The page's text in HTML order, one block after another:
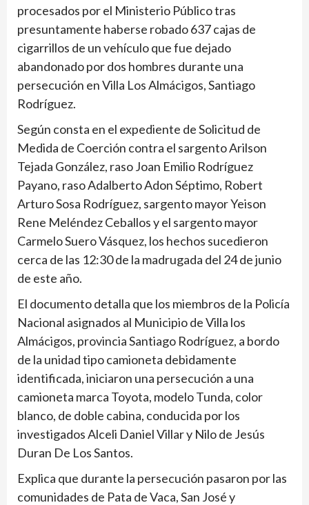
procesados por el Ministerio Público tras
presuntamente haberse robado 637 cajas de
cigarrillos de un vehículo que fue dejado
abandonado por dos hombres durante una
persecución en Villa Los Almácigos, Santiago
Rodríguez.
Según consta en el expediente de Solicitud de
Medida de Coerción contra el sargento Arilson
Tejada González, raso Joan Emilio Rodríguez
Payano, raso Adalberto Adon Séptimo, Robert
Arturo Sosa Rodríguez, sargento mayor Yeison
Rene Meléndez Ceballos y el sargento mayor
Carmelo Suero Vásquez, los hechos sucedieron
cerca de las 12:30 de la madrugada del 24 de junio
de este año.
El documento detalla que los miembros de la Policía
Nacional asignados al Municipio de Villa los
Almácigos, provincia Santiago Rodríguez, a bordo
de la unidad tipo camioneta debidamente
identificada, iniciaron una persecución a una
camioneta marca Toyota, modelo Tunda, color
blanco, de doble cabina, conducida por los
investigados Alceli Daniel Villar y Nilo de Jesús
Duran De Los Santos.
Explica que durante la persecución pasaron por las
comunidades de Pata de Vaca, San José y